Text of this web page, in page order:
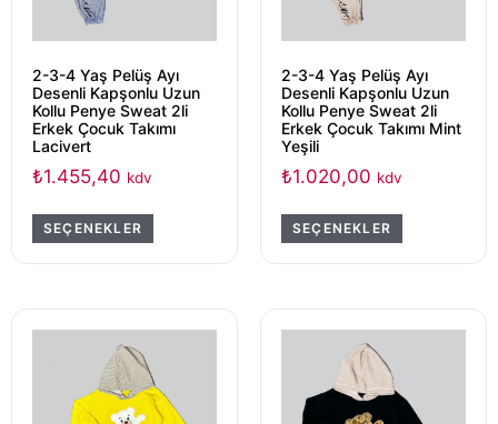
2-3-4 Yaş Pelüş Ayı
Desenli Kapşonlu Uzun
Kollu Penye Sweat 2li
Erkek Çocuk Takımı
Lacivert
₺1.455,40 kdv
SEÇENEKLER
2-3-4 Yaş Pelüş Ayı
Desenli Kapşonlu Uzun
Kollu Penye Sweat 2li
Erkek Çocuk Takımı Mint
Yeşili
₺1.020,00 kdv
SEÇENEKLER